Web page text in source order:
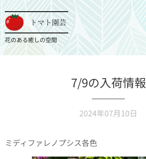
トマト園芸
花のある癒しの空間
7/9の入荷情報
2024年07月10日
ミディファレノプシス各色